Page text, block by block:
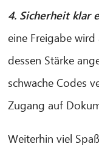
4. Sicherheit klar
eine Freigabe
dessen Stärke
schwache Codes
Zugang auf
Weiterhin viel